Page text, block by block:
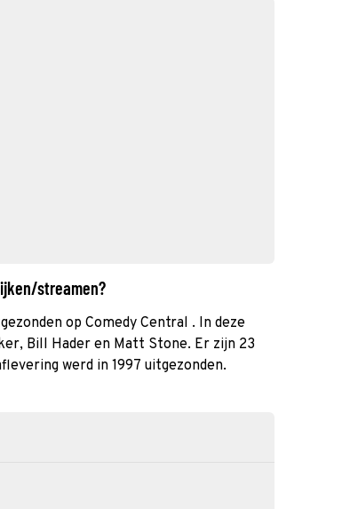
streamen?
op Comedy Central . In deze
Bill Hader en Matt Stone. Er zijn 23
werd in 1997 uitgezonden.